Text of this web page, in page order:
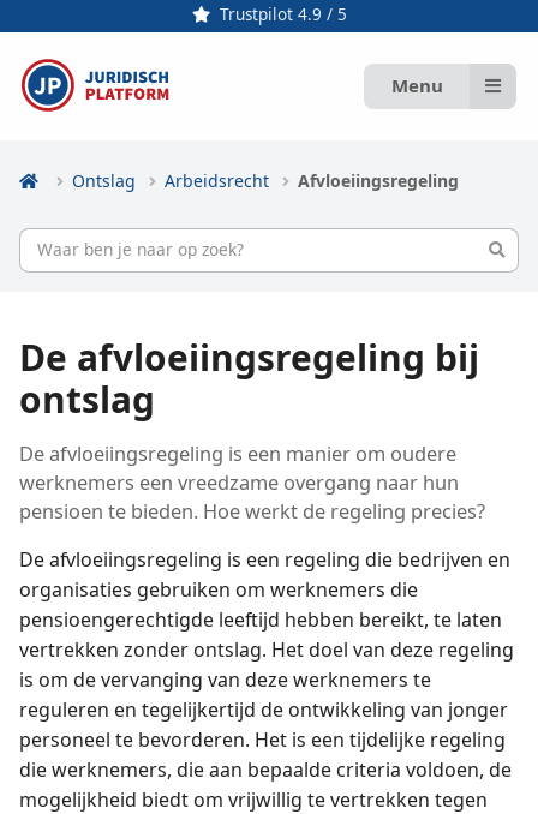
Trustpilot 4.9 / 5
Menu
Ontslag Arbeidsrecht Afvloeiingsregeling
De afvloeiingsregeling bij
ontslag
De afvloeiingsregeling is een manier om oudere
werknemers een vreedzame overgang naar hun
pensioen te bieden. Hoe werkt de regeling precies?
De afvloeiingsregeling is een regeling die bedrijven en
organisaties gebruiken om werknemers die
pensioengerechtigde leeftijd hebben bereikt, te laten
vertrekken zonder ontslag. Het doel van deze regeling
is om de vervanging van deze werknemers te
reguleren en tegelijkertijd de ontwikkeling van jonger
personeel te bevorderen. Het is een tijdelijke regeling
die werknemers, die aan bepaalde criteria voldoen, de
mogelijkheid biedt om vrijwillig te vertrekken tegen